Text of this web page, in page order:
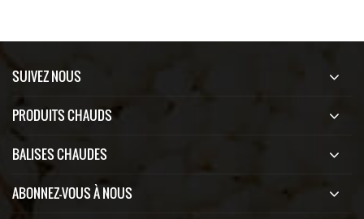
SUIVEZ NOUS
PRODUITS CHAUDS
BALISES CHAUDES
ABONNEZ-VOUS À NOUS